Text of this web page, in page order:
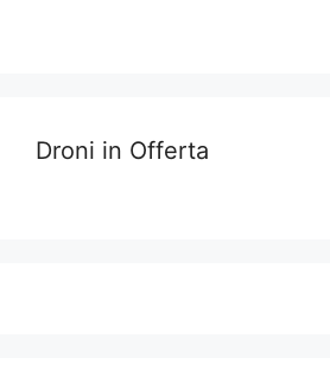
Droni in Offerta